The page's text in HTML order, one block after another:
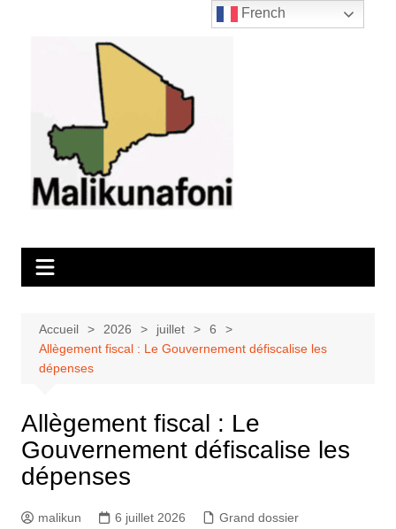
Accueil 2026 juillet
6
Allègement fiscal : Le Gouvernement défiscalise les
dépenses
Allègement fiscal : Le
Gouvernement défiscalise les
dépenses
malikun 6 juillet 2026 Grand dossier
French